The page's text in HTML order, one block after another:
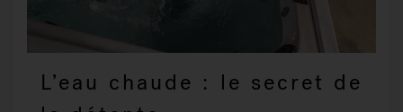
L’eau chaude : le secret de